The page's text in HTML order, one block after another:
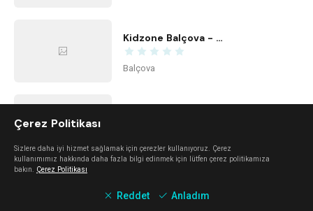
Kidzone Balçova - Çocuk Gelişim ve Aktivite Merkezi
Balçova
Alaçatı
Çerez Politikası
Sizlere daha iyi hizmet sağlamak için çerezler kullanıyoruz. Çerez
kullanımımız hakkında daha fazla bilgi edinmek için lütfen çerez politikamıza
bakın. Çerez Politikası
Reddet Anladım